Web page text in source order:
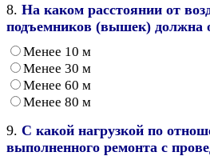
8. На каком расстоянии от
подъемников (вышек) должна
Менее 10 м
Менее 30 м
Менее 60 м
Менее 80 м
9. С какой нагрузкой по
выполненного ремонта с